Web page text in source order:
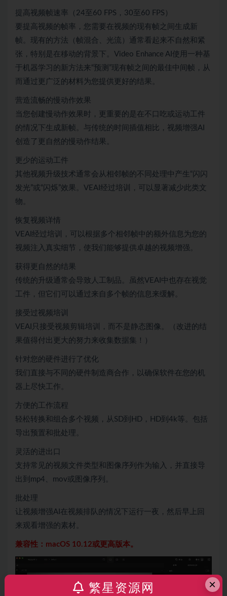
提高视频帧速率（24至60 FPS，30至60 FPS）
要提高视频的帧率，您需要在视频的现有帧之间生成新
帧。现有的方法（帧混合、光流）通常看起来不自然和紧
张，特别是在移动的背景下。Video Enhance AI使用一种基
于机器学习的新方法来“预测”现有帧之间的最佳中间帧，从
而通过更广泛的材料为您提供更好的结果。
营造流畅的慢动作效果
当您创建慢动作效果时，更重要的是在不口吃或运动工件
的情况下生成新帧。与传统的时间插值相比，视频增强AI
创造了更自然的慢动作结果。
更少的运动工件
其他视频升级技术通常会从相邻帧的不同处理中产生“闪闪
发光”或“闪烁”效果。VEAI经过培训，可以显著减少此类文
物。
恢复视频详情
VEAI经过培训，可以根据多个相邻帧中的额外信息为您的
视频注入真实细节，使我们能够提供卓越的视频增强。
获得更自然的结果
传统的升级通常会导致人工制品。虽然VEAI中也存在视觉
工件，但它们可以通过来自多个帧的信息来缓解。
接受过视频培训
VEAI只接受视频剪辑培训，而不是静态图像。（改进的结
果值得付出更大的努力来收集数据集！）
针对您的硬件进行了优化
我们直接与不同的硬件制造商合作，以确保软件在您的机
器上尽快工作。
方便的工作流程
轻松转换和组合多个视频，从SD到HD，HD到4k等。包括
导出预置和批处理。
灵活的进出口
支持常见的视频文件类型和图像序列作为输入，并直接导
出到mp4、mov或图像序列。
批处理
让视频增强AI在视频排队的情况下运行一夜，然后早上回
来观看增强的素材。
兼容性：macOS 10.12或更高版本。
×
繁星资源网